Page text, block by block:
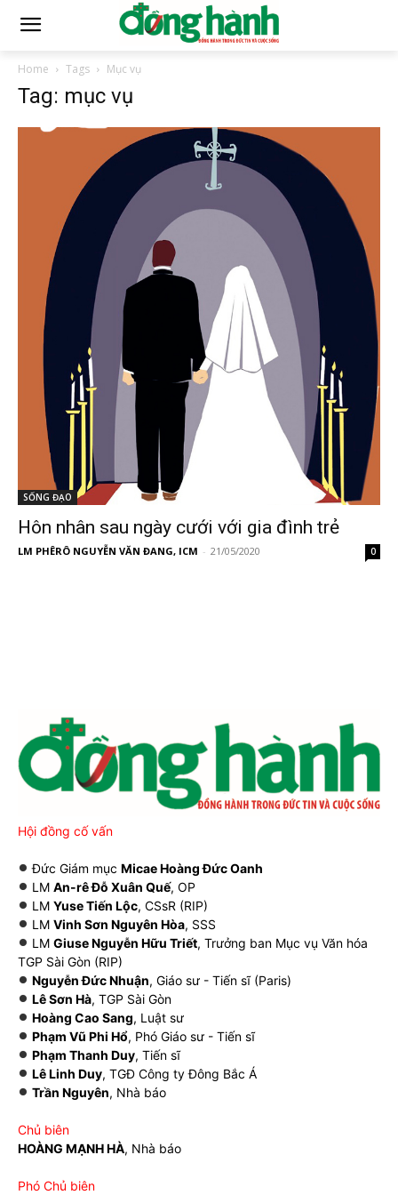
Home Tags Mục vụ
Tag: mục vụ
SỐNG ĐẠO
Hôn nhân sau ngày cưới với gia đình trẻ
LM PHÊRÔ NGUYỄN VĂN ĐANG, ICM - 21/05/2020 0
Hội đồng cố vấn
Đức Giám mục Micae Hoàng Đức Oanh
LM An-rê Đỗ Xuân Quế, OP
LM Yuse Tiến Lộc, CSsR (RIP)
LM Vinh Sơn Nguyên Hòa, SSS
LM Giuse Nguyễn Hữu Triết, Trưởng ban Mục vụ Văn hóa
TGP Sài Gòn (RIP)
Nguyễn Đức Nhuận, Giáo sư - Tiến sĩ (Paris)
Lê Sơn Hà, TGP Sài Gòn
Hoàng Cao Sang, Luật sư
Phạm Vũ Phi Hổ, Phó Giáo sư - Tiến sĩ
Phạm Thanh Duy, Tiến sĩ
Lê Linh Duy, TGĐ Công ty Đông Bắc Á
Trần Nguyên, Nhà báo
Chủ biên
HOÀNG MẠNH HÀ, Nhà báo
Phó Chủ biên